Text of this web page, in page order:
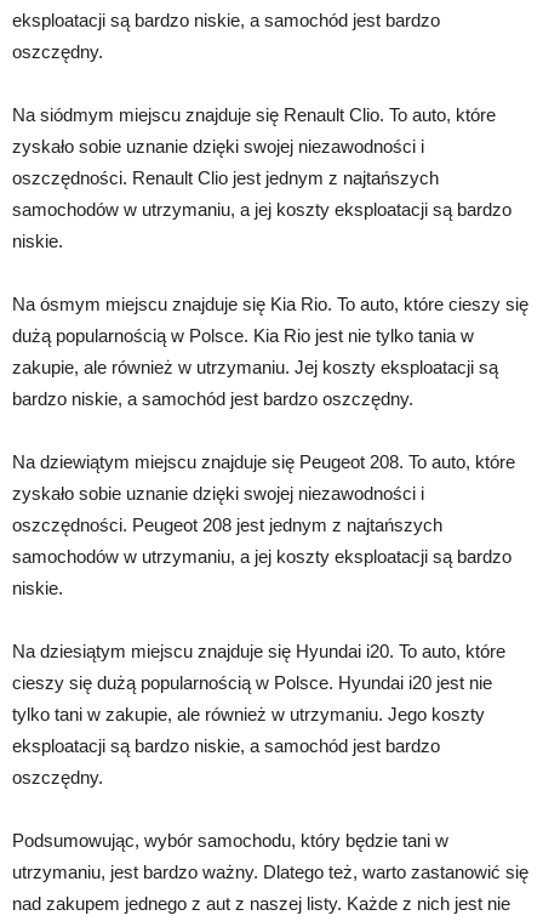
eksploatacji są bardzo niskie, a samochód jest bardzo
oszczędny.
Na siódmym miejscu znajduje się Renault Clio. To auto, które
zyskało sobie uznanie dzięki swojej niezawodności i
oszczędności. Renault Clio jest jednym z najtańszych
samochodów w utrzymaniu, a jej koszty eksploatacji są bardzo
niskie.
Na ósmym miejscu znajduje się Kia Rio. To auto, które cieszy się
dużą popularnością w Polsce. Kia Rio jest nie tylko tania w
zakupie, ale również w utrzymaniu. Jej koszty eksploatacji są
bardzo niskie, a samochód jest bardzo oszczędny.
Na dziewiątym miejscu znajduje się Peugeot 208. To auto, które
zyskało sobie uznanie dzięki swojej niezawodności i
oszczędności. Peugeot 208 jest jednym z najtańszych
samochodów w utrzymaniu, a jej koszty eksploatacji są bardzo
niskie.
Na dziesiątym miejscu znajduje się Hyundai i20. To auto, które
cieszy się dużą popularnością w Polsce. Hyundai i20 jest nie
tylko tani w zakupie, ale również w utrzymaniu. Jego koszty
eksploatacji są bardzo niskie, a samochód jest bardzo
oszczędny.
Podsumowując, wybór samochodu, który będzie tani w
utrzymaniu, jest bardzo ważny. Dlatego też, warto zastanowić się
nad zakupem jednego z aut z naszej listy. Każde z nich jest nie